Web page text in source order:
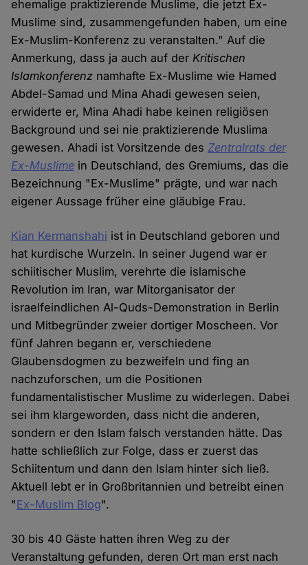
ehemalige praktizierende Muslime, die jetzt Ex-
Muslime sind, zusammengefunden haben, um eine
Ex-Muslim-Konferenz zu veranstalten." Auf die
Anmerkung, dass ja auch auf derKritischen
Islamkonferenz namhafte Ex-Muslime wie Hamed
Abdel-Samad und Mina Ahadi gewesen seien,
erwiderte er, Mina Ahadi habe keinen religiösen
Background und sei nie praktizierende Muslima
gewesen. Ahadi ist Vorsitzende desZentralrats der
Ex-Muslime in Deutschland, des Gremiums, das die
Bezeichnung "Ex-Muslime" prägte, und war nach
eigener Aussage früher eine gläubige Frau.
Kian Kermanshahi ist in Deutschland geboren und
hat kurdische Wurzeln. In seiner Jugend war er
schiitischer Muslim, verehrte die islamische
Revolution im Iran, war Mitorganisator der
israelfeindlichen Al-Quds-Demonstration in Berlin
und Mitbegründer zweier dortiger Moscheen. Vor
fünf Jahren begann er, verschiedene
Glaubensdogmen zu bezweifeln und fing an
nachzuforschen, um die Positionen
fundamentalistischer Muslime zu widerlegen. Dabei
sei ihm klargeworden, dass nicht die anderen,
sondern er den Islam falsch verstanden hätte. Das
hatte schließlich zur Folge, dass er zuerst das
Schiitentum und dann den Islam hinter sich ließ.
Aktuell lebt er in Großbritannien und betreibt einen
"Ex-Muslim Blog".
30 bis 40 Gäste hatten ihren Weg zu der
Veranstaltung gefunden, deren Ort man erst nach